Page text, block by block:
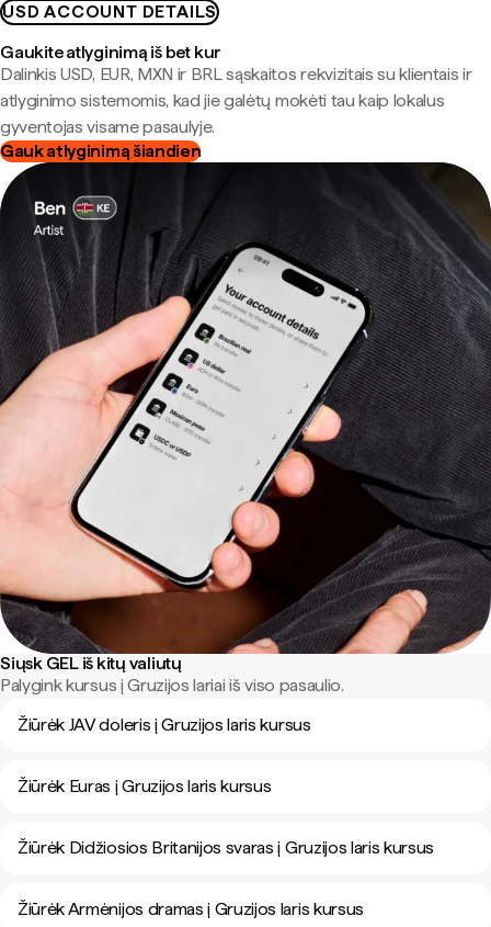
USD ACCOUNT DETAILS
Gaukite atlyginimą iš bet kur
Dalinkis USD, EUR, MXN ir BRL sąskaitos rekvizitais su klientais ir
atlyginimo sistemomis, kad jie galėtų mokėti tau kaip lokalus
gyventojas visame pasaulyje.
Gauk atlyginimą šiandien
Siųsk GEL iš kitų valiutų
Palygink kursus į Gruzijos lariai iš viso pasaulio.
Žiūrėk JAV doleris į Gruzijos laris kursus
Žiūrėk Euras į Gruzijos laris kursus
Žiūrėk Didžiosios Britanijos svaras į Gruzijos laris kursus
Žiūrėk Armėnijos dramas į Gruzijos laris kursus